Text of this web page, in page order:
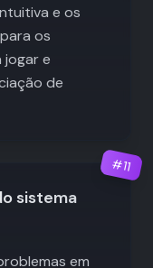
e os
os
jogar e
de
#11
sistema
em